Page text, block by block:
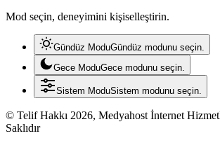
Mod seçin, deneyimini kişiselleştirin.
Gündüz ModuGündüz modunu seçin.
Gece ModuGece modunu seçin.
Sistem ModuSistem modunu seçin.
© Telif Hakkı 2026, Medyahost İnternet
Saklıdır